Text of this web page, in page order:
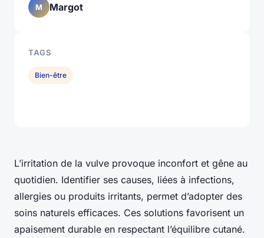
L’irritation de la vulve provoque inconfort et gêne au
quotidien. Identifier ses causes, liées à infections,
allergies ou produits irritants, permet d’adopter des
soins naturels efficaces. Ces solutions favorisent un
apaisement durable en respectant l’équilibre cutané.
M Margot
TAGS
Bien-être